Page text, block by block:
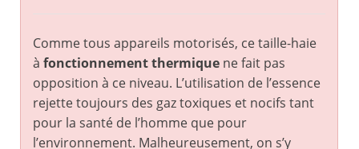
Comme tous appareils motorisés, ce taille-haie
à fonctionnement thermique ne fait pas
opposition à ce niveau. L’utilisation de l’essence
rejette toujours des gaz toxiques et nocifs tant
pour la santé de l’homme que pour
l’environnement. Malheureusement, on s’y